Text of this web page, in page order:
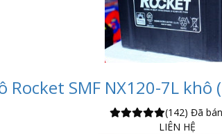
Rocket SMF NX120-7L
(142) Đã
LIÊN HỆ